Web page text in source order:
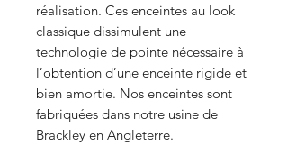
réalisation. Ces enceintes au look
classique dissimulent une
technologie de pointe nécessaire à
l’obtention d’une enceinte rigide et
bien amortie. Nos enceintes sont
fabriquées dans notre usine de
Brackley en Angleterre.